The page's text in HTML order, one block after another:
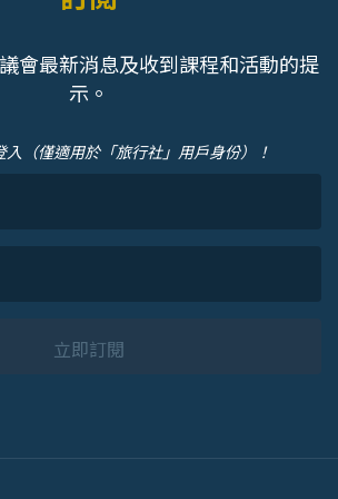
會最新消息及收到課程和活動的提
示。
入（僅適用於「旅行社」用戶身份）！
立即訂閱